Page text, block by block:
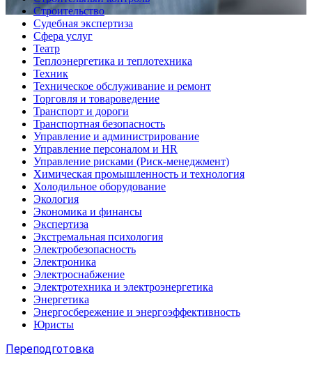
Строительство
Судебная экспертиза
Сфера услуг
Театр
Теплоэнергетика и теплотехника
Техник
Техническое обслуживание и ремонт
Торговля и товароведение
Транспорт и дороги
Транспортная безопасность
Управление и администрирование
Управление персоналом и HR
Управление рисками (Риск-менеджмент)
Химическая промышленность и технология
Холодильное оборудование
Экология
Экономика и финансы
Экспертиза
Экстремальная психология
Электробезопасность
Электроника
Электроснабжение
Электротехника и электроэнергетика
Энергетика
Энергосбережение и энергоэффективность
Юристы
Переподготовка